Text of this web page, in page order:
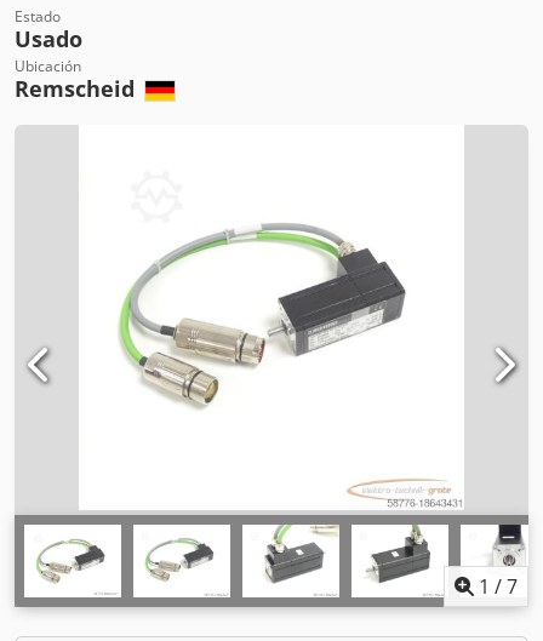
Estado
Usado
Ubicación
Remscheid
1 /7